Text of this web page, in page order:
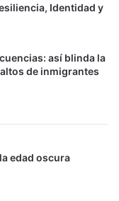
Identidad y
así blinda la
de inmigrantes
edad oscura